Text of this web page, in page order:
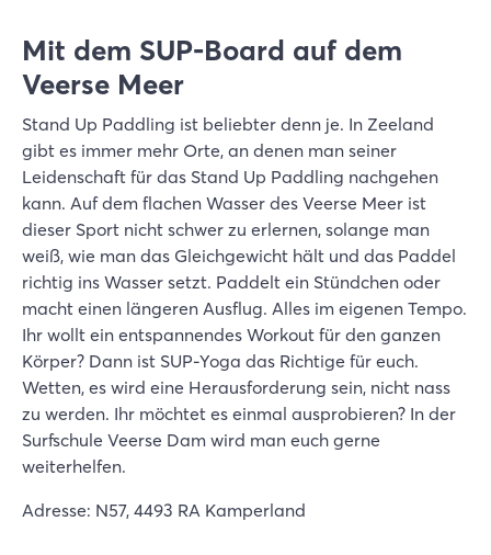
Mit dem SUP-Board auf dem
Veerse Meer
Stand Up Paddling ist beliebter denn je. In Zeeland
gibt es immer mehr Orte, an denen man seiner
Leidenschaft für das Stand Up Paddling nachgehen
kann. Auf dem flachen Wasser des Veerse Meer ist
dieser Sport nicht schwer zu erlernen, solange man
weiß, wie man das Gleichgewicht hält und das Paddel
richtig ins Wasser setzt. Paddelt ein Stündchen oder
macht einen längeren Ausflug. Alles im eigenen Tempo.
Ihr wollt ein entspannendes Workout für den ganzen
Körper? Dann ist SUP-Yoga das Richtige für euch.
Wetten, es wird eine Herausforderung sein, nicht nass
zu werden. Ihr möchtet es einmal ausprobieren? In der
Surfschule Veerse Dam wird man euch gerne
weiterhelfen.
Adresse: N57, 4493 RA Kamperland